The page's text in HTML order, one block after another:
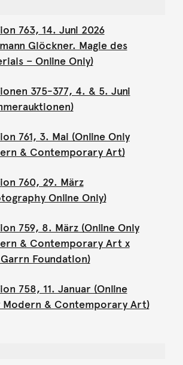
763, 14. Juni 2026
Glöckner. Magie des
– Online Only)
375-377, 4. & 5. Juni
761, 3. Mai (Online Only
& Contemporary Art)
760, 29. März
Online Only)
759, 8. März (Online Only
& Contemporary Art x
Foundation)
758, 11. Januar (Online
Modern & Contemporary Art)